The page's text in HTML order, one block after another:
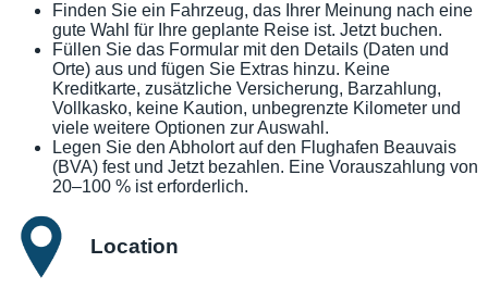
Finden Sie ein Fahrzeug, das Ihrer Meinung nach eine
gute Wahl für Ihre geplante Reise ist. Jetzt buchen.
Füllen Sie das Formular mit den Details (Daten und
Orte) aus und fügen Sie Extras hinzu. Keine
Kreditkarte, zusätzliche Versicherung, Barzahlung,
Vollkasko, keine Kaution, unbegrenzte Kilometer und
viele weitere Optionen zur Auswahl.
Legen Sie den Abholort auf den Flughafen Beauvais
(BVA) fest und Jetzt bezahlen. Eine Vorauszahlung von
20–100 % ist erforderlich.
Location